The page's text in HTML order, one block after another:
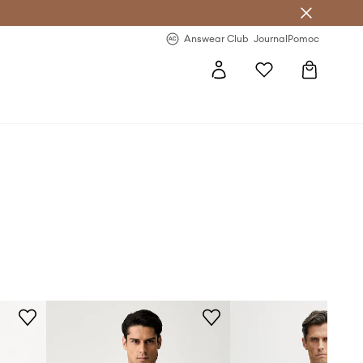
Answear Club JournalPomoc